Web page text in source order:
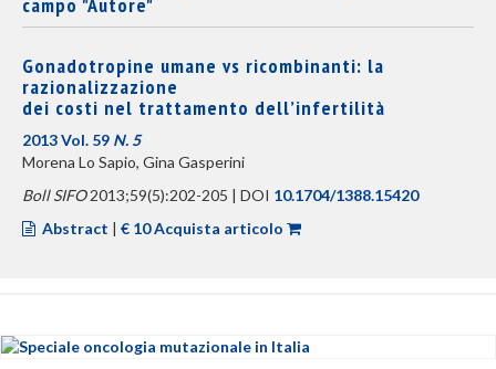
Gonadotropine umane vs ricombinanti: la
razionalizzazione
dei costi nel trattamento dell’infertilità
2013 Vol. 59 N. 5
Morena Lo Sapio, Gina Gasperini
Boll SIFO2013;59(5):202-205 | DOI 10.1704/1388.15420
Abstract | € 10 Acquista articolo